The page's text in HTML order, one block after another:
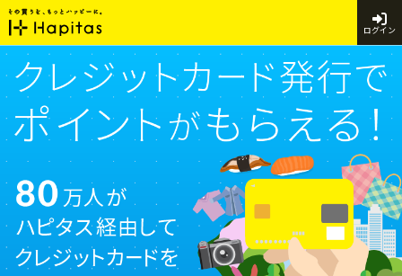
ログイン